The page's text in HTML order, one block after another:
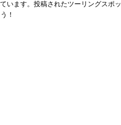
います。投稿されたツーリングスポッ
！